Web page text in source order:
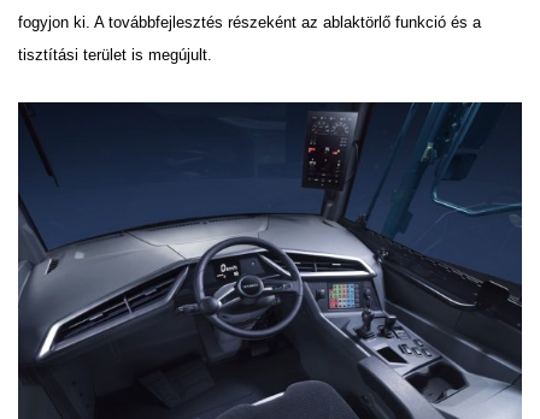
fogyjon ki. A továbbfejlesztés részeként az ablaktörlő funkció és a
tisztítási terület is megújult.